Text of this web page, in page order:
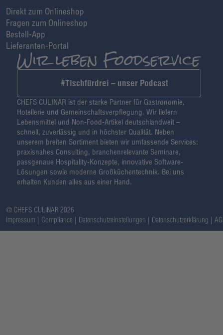
Direkt zum Onlineshop
Fragen zum Onlineshop
Bestell-App
Lieferanten-Portal
#Tischfürdrei – unser Podcast
CHEFS CULINAR ist der starke Partner für Gastronomie,
Hotellerie und Gemeinschaftsverpflegung. Wir liefern
Lebensmittel und Non-Food-Artikel deutschlandweit –
schnell, zuverlässig und in höchster Qualität. Neben
unserem breiten Sortiment bieten wir umfassende Services:
praxisnahes Consulting, branchenrelevante Seminare,
passgenaue Hospitality-Konzepte, innovative Software-
Lösungen sowie moderne Großküchentechnik. Bei uns
erhalten Kunden alles aus einer Hand.
@ CHEFS CULINAR 2026
Impressum
Compliance Datenschutzeinstellungen Datenschutzerklärung